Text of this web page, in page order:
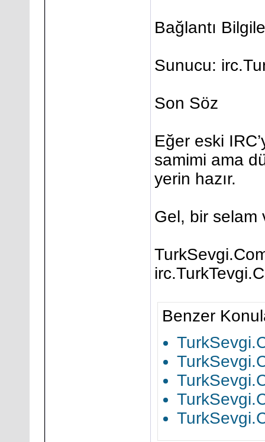
Bağlantı
Sunucu:
Son Söz
Eğer eski
samimi ama
yerin hazır.
Gel, bir selam
Benzer